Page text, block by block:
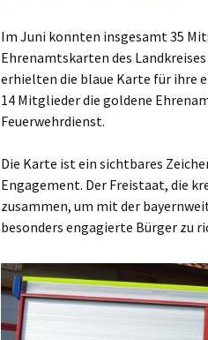
Kinderfeuerwehr
Nachwuchs gesucht!
Im Juni konnten insgesamt 35
Ehrenamtskarten des
erhielten die blaue Karte für ihre
14 Mitglieder die goldene
Feuerwehrdienst.
Die Karte ist ein sichtbares
Engagement. Der Freistaat, die
zusammen, um mit der
besonders engagierte Bürger zu